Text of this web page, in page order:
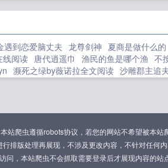
友...
遇到恋爱脑丈夫 龙尊剑神 夏商是做什么的
线阅读 唐代逍遥巾 渔民的鱼是哪个渔 不
濒死之绿by薇诺拉全文阅读 沙雕郡主追
短剧热播重生之金玉满堂 男友是机器人辰冰
这小子有点良心但是不多 宝可梦里面的
我只想当个闲王 龙王传说之圣羽天神
武的最新章节更新 暗黑3十大稀有宠物排名
爬虫遵循robots协议，若您的网站不希望被本站
排版处理再展现，不涉及更改内容，不针对任何内
，本站爬虫不会抓取需要登录后才展现内容的站